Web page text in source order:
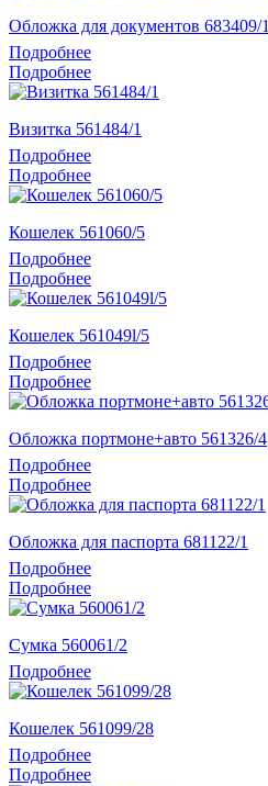
Обложка для документов 683409/1
Подробнее
Подробнее
Визитка 561484/1
Подробнее
Подробнее
Кошелек 561060/5
Подробнее
Подробнее
Кошелек 561049l/5
Подробнее
Подробнее
Обложка портмоне+авто 561326/4
Подробнее
Подробнее
Обложка для паспорта 681122/1
Подробнее
Подробнее
Сумка 560061/2
Подробнее
Кошелек 561099/28
Подробнее
Подробнее